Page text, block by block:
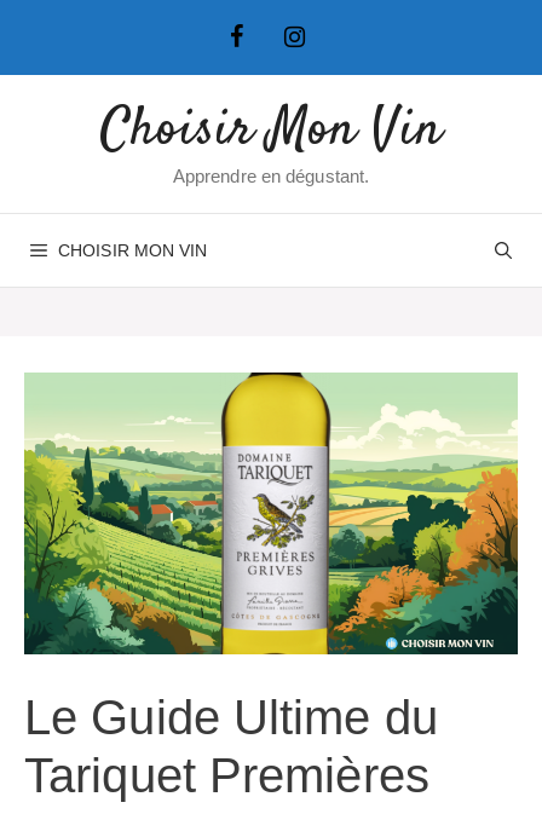
Choisir Mon Vin
Apprendre en dégustant.
CHOISIR MON VIN
Le Guide Ultime du
Tariquet Premières